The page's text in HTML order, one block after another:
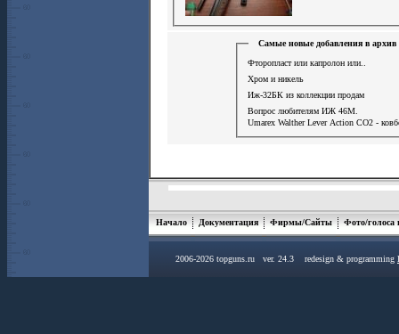
Самые новые добавления в архив
Фторопласт или капролон или..
Хром и никель
Иж-32БК из коллекции продам
Вопрос любителям ИЖ 46М.
Umarex Walther Lever Action СО2 -
Начало Документация Фирмы/Сайты Фото/голоса
2006-2026 topguns.ru ver. 24.3 redesign & programming